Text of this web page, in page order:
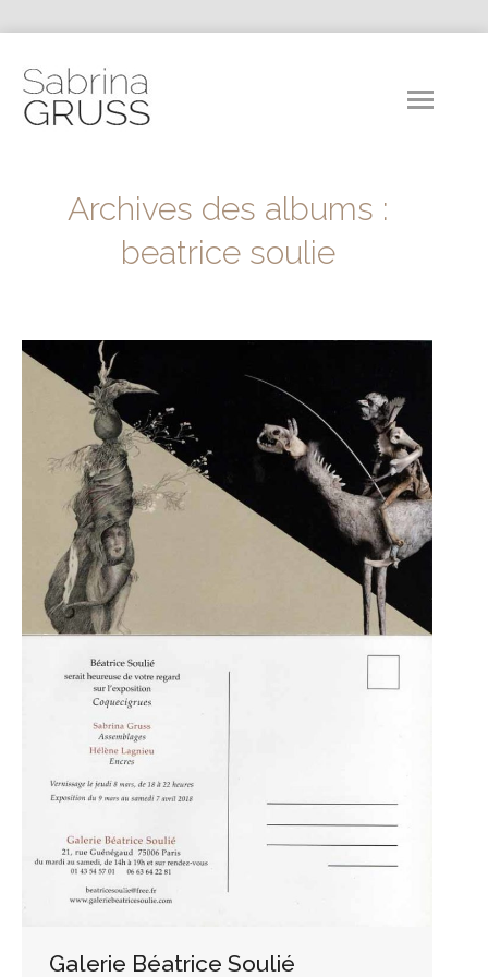
Archives des albums :
beatrice soulie
Galerie Béatrice Soulié